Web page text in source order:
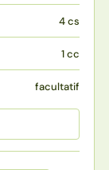
4 cs
1 cc
facultatif